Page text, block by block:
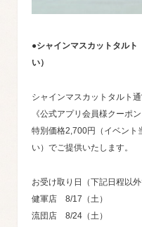
●シャインマスカットタル
い）
シャインマスカットタルト
《公式アプリ会員様クーポ
特別価格2,700円（イベント
い）でご提供いたします。
お受け取り日（下記日程以
健軍店 8/17（土）
流団店 8/24（土）